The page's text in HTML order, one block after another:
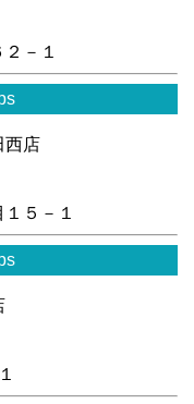
－１
店
５－１